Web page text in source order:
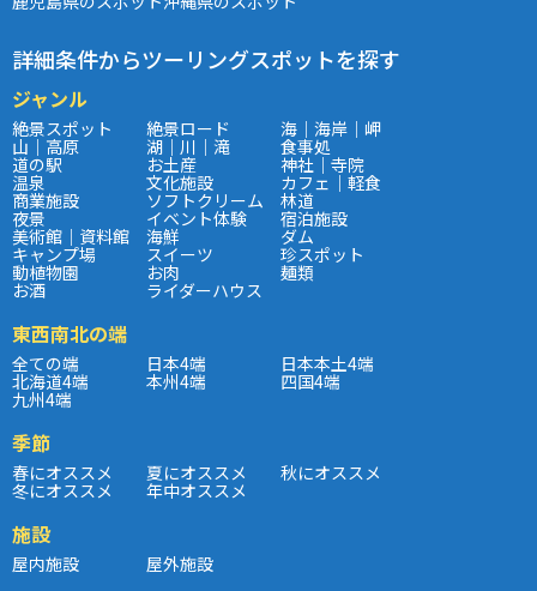
詳細条件からツーリングスポットを探す
ジャンル
絶景スポット 絶景ロード 海｜海岸｜岬
山｜高原 湖｜川｜滝 食事処
道の駅 お土産 神社｜寺院
温泉 文化施設 カフェ｜軽食
商業施設 ソフトクリーム 林道
夜景 イベント体験 宿泊施設
美術館｜資料館 海鮮 ダム
キャンプ場 スイーツ 珍スポット
動植物園 お肉 麺類
お酒 ライダーハウス
東西南北の端
全ての端 日本4端 日本本土4端
北海道4端 本州4端 四国4端
九州4端
季節
春にオススメ 夏にオススメ 秋にオススメ
冬にオススメ 年中オススメ
施設
屋内施設 屋外施設